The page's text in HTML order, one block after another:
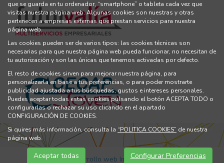
Diseño y Desarrollo web Im3diA comunicación
que se guarda en tu ordenador, “smartphone” o tableta cada vez que
visitas nuestra página web. Algunas cookies son nuestras y otras
pertenecen a empresas externas que prestan servicios para nuestra
página web.
Las cookies pueden ser de varios tipos: las cookies técnicas son
necesarias para que nuestra página web pueda funcionar, no necesitan de
tu autorización y son las únicas que tenemos activadas por defecto.
El resto de cookies sirven para mejorar nuestra página, para
personalizarla en base a tus preferencias, o para poder mostrarte
publicidad ajustada a tus búsquedas, gustos e intereses personales.
Puedes aceptar todas estas cookies pulsando el botón ACEPTA TODO o
configurarlas o rechazar su uso clicando en el apartado
CONFIGURACIÓN DE COOKIES.
Si quires más información, consulta la “POLITICA COOKIES” de nuestra
página web.
Aceptar todas Configurar Preferencias